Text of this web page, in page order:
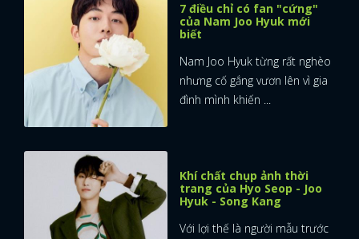
7 điều chỉ có fan "cứng"
của Nam Joo Hyuk mới
biết
Nam Joo Hyuk từng rất nghèo
nhưng cố gắng vươn lên vì gia
đình mình khiến ...
Khí chất chụp ảnh thời
trang của Hyo Seop - Joo
Hyuk - Song Kang
Với lợi thế là người mẫu trước